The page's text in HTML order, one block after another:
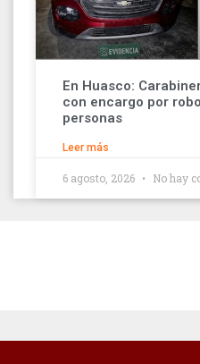
En Huasco:
con encargo por
personas
Leer más
6 agosto, 2026 No hay